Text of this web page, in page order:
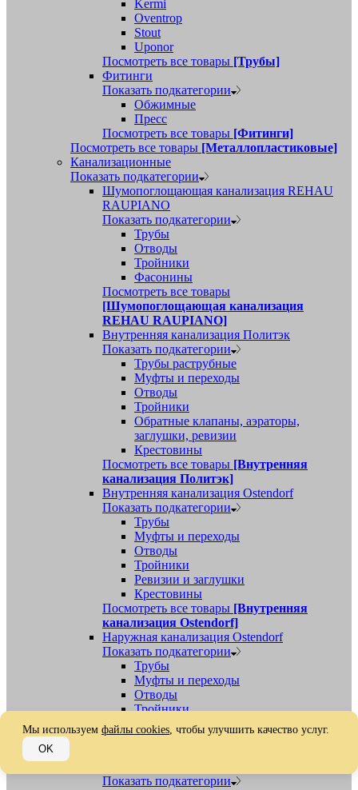
Kermi
Oventrop
Stout
Uponor
Посмотреть все товары [Трубы]
Фитинги
Показать подкатегории
Обжимные
Пресс
Посмотреть все товары [Фитинги]
Посмотреть все товары [Металлопластиковые]
Канализационные
Показать подкатегории
Шумопоглощающая канализация REHAU
RAUPIANO
Показать подкатегории
Трубы
Отводы
Тройники
Фасонины
Посмотреть все товары
[Шумопоглощающая канализация
REHAU RAUPIANO]
Внутренняя канализация Политэк
Показать подкатегории
Трубы раструбные
Муфты и переходы
Отводы
Тройники
Обратные клапаны, аэраторы,
заглушки, ревизии
Крестовины
Посмотреть все товары [Внутренняя
канализация Политэк]
Внутренняя канализация Ostendorf
Показать подкатегории
Трубы
Муфты и переходы
Отводы
Тройники
Ревизии и заглушки
Крестовины
Посмотреть все товары [Внутренняя
канализация Ostendorf]
Наружная канализация Ostendorf
Показать подкатегории
Трубы
Муфты и переходы
Отводы
Тройники
Ревизии, заглушки, обратные клапаны
Посмотреть все товары[Наружная
Показать подкатегории
Мы используем файлы cookies, чтобы улучшить качество услуг.
OK